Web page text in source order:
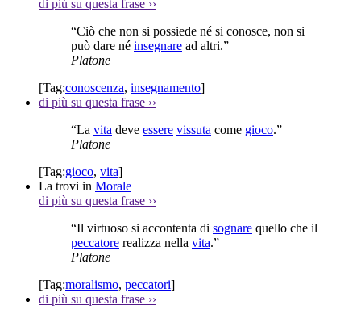
di più su questa frase ››
“Ciò che non si possiede né si conosce, non si
può dare né insegnare ad altri.”
Platone
[Tag:conoscenza, insegnamento]
di più su questa frase ››
“La vita deve essere vissuta come gioco.”
Platone
[Tag:gioco, vita]
La trovi in Morale
di più su questa frase ››
“Il virtuoso si accontenta di sognare quello che il
peccatore realizza nella vita.”
Platone
[Tag:moralismo, peccatori]
di più su questa frase ››